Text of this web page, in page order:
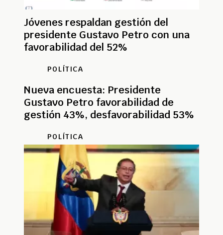
Jóvenes respaldan gestión del
presidente Gustavo Petro con una
favorabilidad del 52%
POLÍTICA
Nueva encuesta: Presidente
Gustavo Petro favorabilidad de
gestión 43%, desfavorabilidad 53%
POLÍTICA